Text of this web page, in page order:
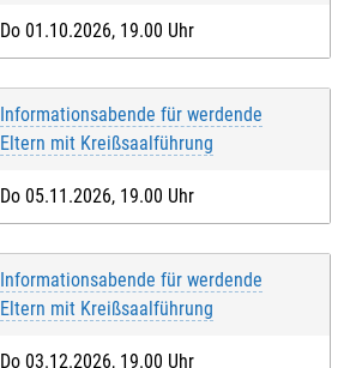
Do 01.10.2026, 19.00 Uhr
Informationsabende für werdende
Eltern mit Kreißsaalführung
Do 05.11.2026, 19.00 Uhr
Informationsabende für werdende
Eltern mit Kreißsaalführung
Do 03.12.2026, 19.00 Uhr